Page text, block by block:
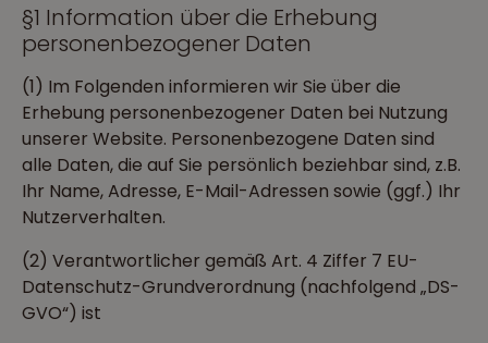
§1 Information über die Erhebung
personenbezogener Daten
(1) Im Folgenden informieren wir Sie über die
Erhebung personenbezogener Daten bei Nutzung
unserer Website. Personenbezogene Daten sind
alle Daten, die auf Sie persönlich beziehbar sind, z.B.
Ihr Name, Adresse, E-Mail-Adressen sowie (ggf.) Ihr
Nutzerverhalten.
(2) Verantwortlicher gemäß Art. 4 Ziffer 7 EU-
Datenschutz-Grundverordnung (nachfolgend „DS-
GVO“) ist